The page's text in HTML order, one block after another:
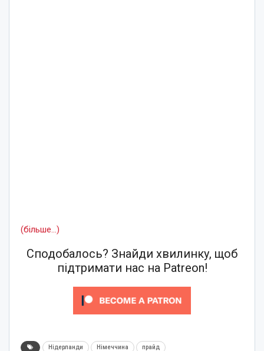
(більше…)
Сподобалось? Знайди хвилинку, щоб
підтримати нас на Patreon!
Нідерланди Німеччина прайд